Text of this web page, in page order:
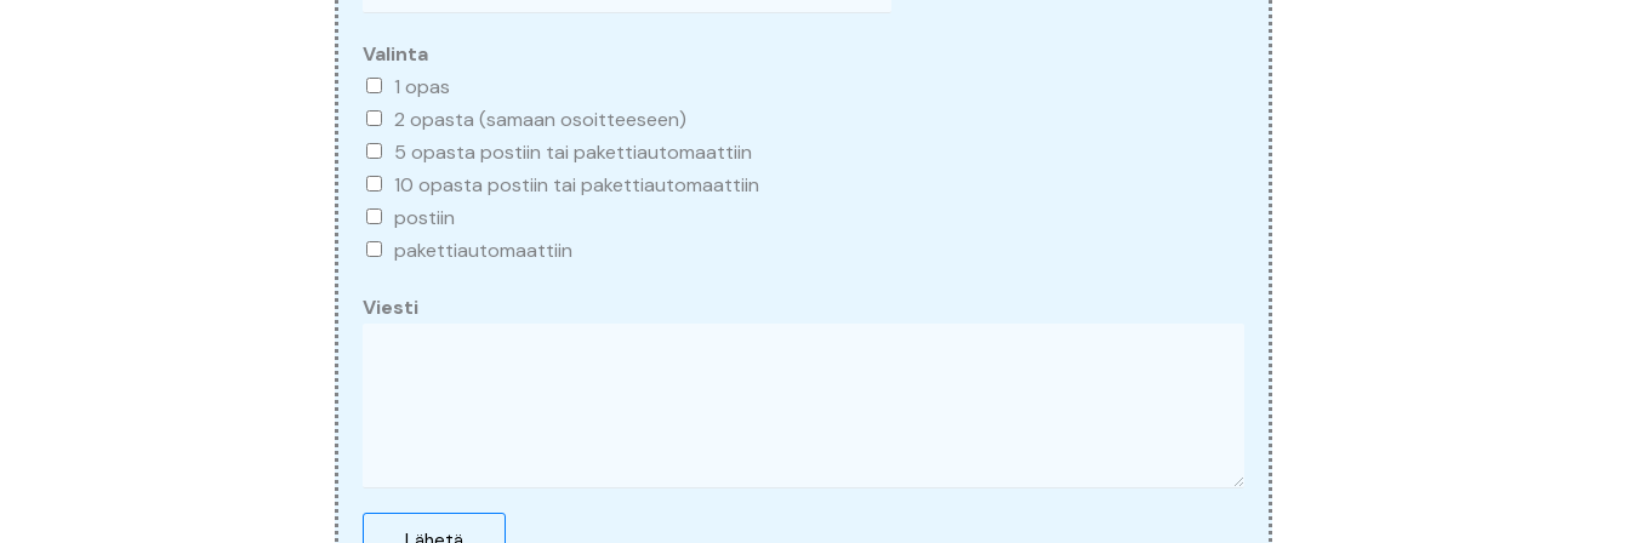
Valinta
1 opas
2 opasta (samaan osoitteeseen)
5 opasta postiin tai pakettiautomaattiin
10 opasta postiin tai pakettiautomaattiin
postiin
pakettiautomaattiin
Viesti